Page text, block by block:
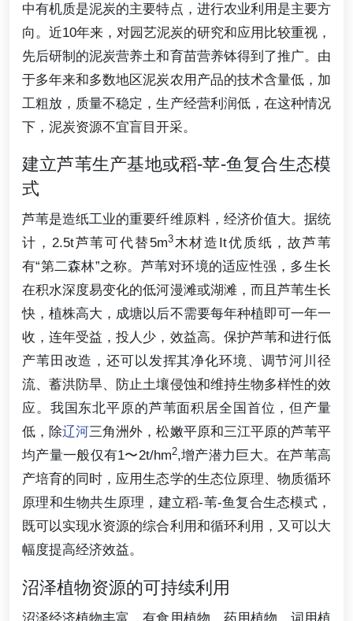
中有机质是泥炭的主要特点，进行农业利用是主要方
向。近10年来，对园艺泥炭的研究和应用比较重视，
先后研制的泥炭营养土和育苗营养钵得到了推广。由
于多年来和多数地区泥炭农用产品的技术含量低，加
工粗放，质量不稳定，生产经营利润低，在这种情况
下，泥炭资源不宜盲目开采。
建立芦苇生产基地或稻-苹-鱼复合生态模
式
芦苇是造纸工业的重要纤维原料，经济价值大。据统
计，2.5t芦苇可代替5m3木材造It优质纸，故芦苇
有“第二森林”之称。芦苇对环境的适应性强，多生长
在积水深度易变化的低河漫滩或湖滩，而且芦苇生长
快，植株高大，成塘以后不需要每年种植即可一年一
收，连年受益，投人少，效益高。保护芦苇和进行低
产苇田改造，还可以发挥其净化环境、调节河川径
流、蓄洪防旱、防止土壤侵蚀和维持生物多样性的效
应。我国东北平原的芦苇面积居全国首位，但产量
低，除辽河三角洲外，松嫩平原和三江平原的芦苇平
均产量一般仅有1〜2t/hm2,增产潜力巨大。在芦苇高
产培育的同时，应用生态学的生态位原理、物质循环
原理和生物共生原理，建立稻-苇-鱼复合生态模式，
既可以实现水资源的综合利用和循环利用，又可以大
幅度提高经济效益。
沼泽植物资源的可持续利用
沼泽经济植物丰富，有食用植物、药用植物、词用植